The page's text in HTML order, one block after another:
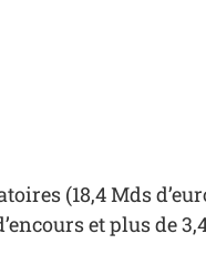
(18,4 Mds
et plus de